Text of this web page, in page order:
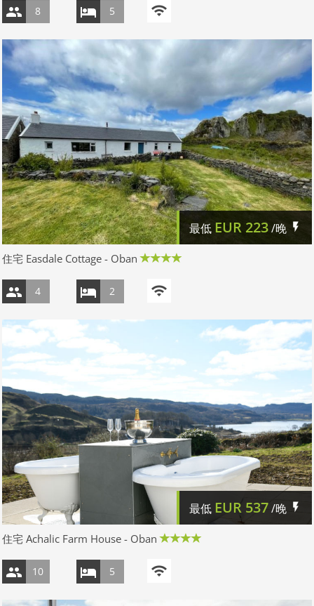
8 5
最低 EUR 223/晚
住宅 Easdale Cottage - Oban
4 2
最低 EUR 537/晚
住宅 Achalic Farm House - Oban
10 5